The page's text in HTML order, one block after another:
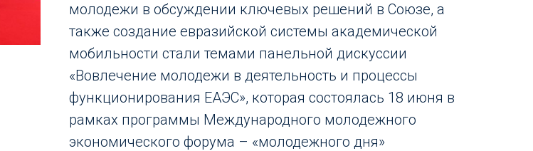
молодежи в обсуждении ключевых решений в Союзе, а
также создание евразийской системы академической
мобильности стали темами панельной дискуссии
«Вовлечение молодежи в деятельность и процессы
функционирования ЕАЭС», которая состоялась 18 июня в
рамках программы Международного молодежного
экономического форума – «молодежного дня»